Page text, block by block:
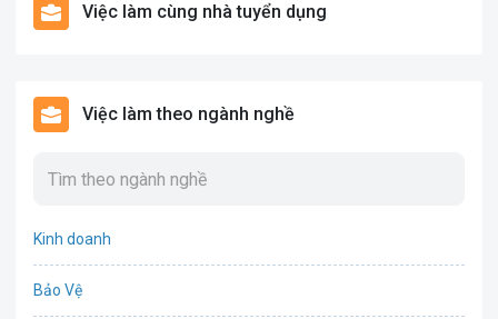
Việc làm cùng nhà tuyển dụng
Việc làm theo ngành nghề
Kinh doanh
Bảo Vệ